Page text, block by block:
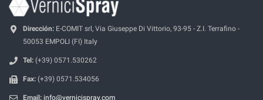
Dirección: E-COMIT srl, Via Giuseppe Di Vittorio, 93-95 - Z.I. Terrafino -
50053 EMPOLI (FI) Italy
Tel: (+39) 0571.530262
Fax: (+39) 0571.534056
Email: info@vernicispray.com